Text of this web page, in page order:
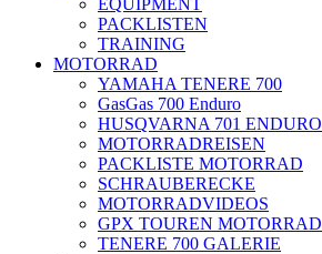
EQUIPMENT
PACKLISTEN
TRAINING
MOTORRAD
YAMAHA TENERE 700
GasGas 700 Enduro
HUSQVARNA 701 ENDURO
MOTORRADREISEN
PACKLISTE MOTORRAD
SCHRAUBERECKE
MOTORRADVIDEOS
GPX TOUREN MOTORRAD
TENERE 700 GALERIE